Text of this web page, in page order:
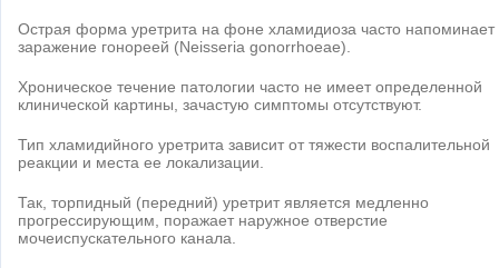
Острая форма уретрита на фоне хламидиоза часто напоминает
заражение гонореей (Neisseria gonorrhoeae).
Хроническое течение патологии часто не имеет определенной
клинической картины, зачастую симптомы отсутствуют.
Тип хламидийного уретрита зависит от тяжести воспалительной
реакции и места ее локализации.
Так, торпидный (передний) уретрит является медленно
прогрессирующим, поражает наружное отверстие
мочеиспускательного канала.